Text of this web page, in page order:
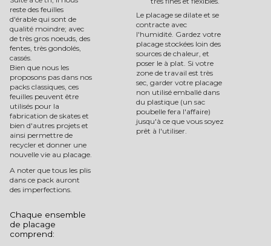
reste des feuilles
d'érable qui sont de
qualité moindre; avec
de très gros noeuds, des
fentes, très gondolés,
cassés.
Bien que nous les
proposons pas dans nos
packs classiques, ces
feuilles peuvent être
utilisés pour la
fabrication de skates et
bien d'autres projets et
ainsi permettre de
recycler et donner une
nouvelle vie au placage.
A noter que tous les plis
dans ce pack auront
des imperfections.
Chaque ensemble
de placage
comprend:
Le placage se dilate et se
contracte avec
l'humidité. Gardez votre
placage stockées loin des
sources de chaleur, et
poser le à plat. Si votre
zone de travail est très
sec, garder votre placage
non utilisé emballé dans
du plastique (un sac
poubelle fera l'affaire)
jusqu'à ce que vous soyez
prêt à l'utiliser.